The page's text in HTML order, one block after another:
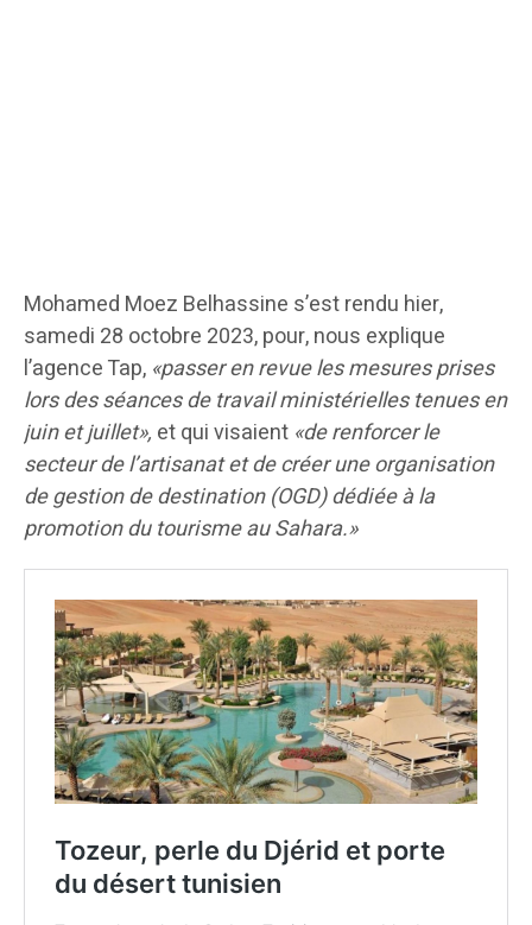
Mohamed Moez Belhassine s’est rendu hier,
samedi 28 octobre 2023, pour, nous explique
l’agence Tap, «passer en revue les mesures prises
lors des séances de travail ministérielles tenues en
juin et juillet», et qui visaient «de renforcer le
secteur de l’artisanat et de créer une organisation
de gestion de destination (OGD) dédiée à la
promotion du tourisme au Sahara.»